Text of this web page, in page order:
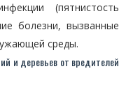
(пятнистость
болезни, вызванные
среды.
и деревьев от вредителей